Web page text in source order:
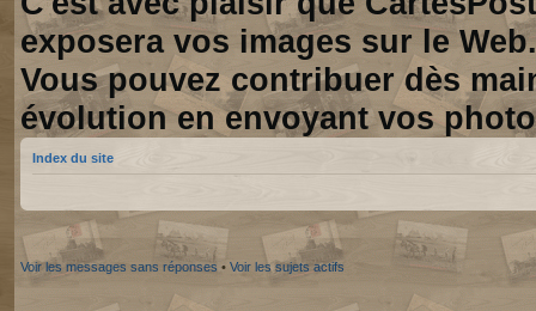
exposera vos images sur le Web.
Vous pouvez contribuer dès
évolution en envoyant vos
Index du site
Voir les messages sans réponses • Voir les sujets actifs